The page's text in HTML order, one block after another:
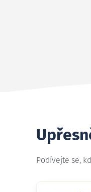
Podívejte se,